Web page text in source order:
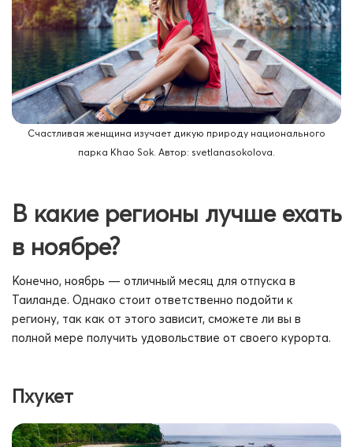
Счастливая женщина изучает дикую природу национального
парка Khao Sok. Автор: svetlanasokolova.
В какие регионы лучше ехать
в ноябре?
Конечно, ноябрь — отличный месяц для отпуска в
Таиланде. Однако стоит ответственно подойти к
региону, так как от этого зависит, сможете ли вы в
полной мере получить удовольствие от своего курорта.
Пхукет